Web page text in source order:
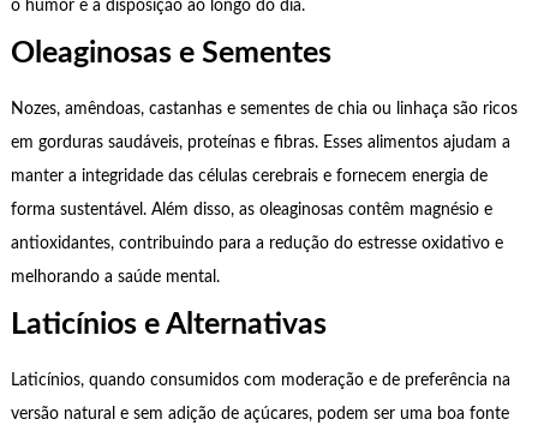
o humor e a disposição ao longo do dia.
Oleaginosas e Sementes
Nozes, amêndoas, castanhas e sementes de chia ou linhaça são ricos
em gorduras saudáveis, proteínas e fibras. Esses alimentos ajudam a
manter a integridade das células cerebrais e fornecem energia de
forma sustentável. Além disso, as oleaginosas contêm magnésio e
antioxidantes, contribuindo para a redução do estresse oxidativo e
melhorando a saúde mental.
Laticínios e Alternativas
Laticínios, quando consumidos com moderação e de preferência na
versão natural e sem adição de açúcares, podem ser uma boa fonte